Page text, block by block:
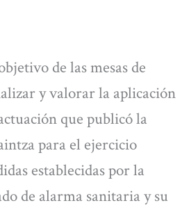
de las mesas de
y valorar la aplicación
que publicó la
para el ejercicio
establecidas por la
de alarma sanitaria y su